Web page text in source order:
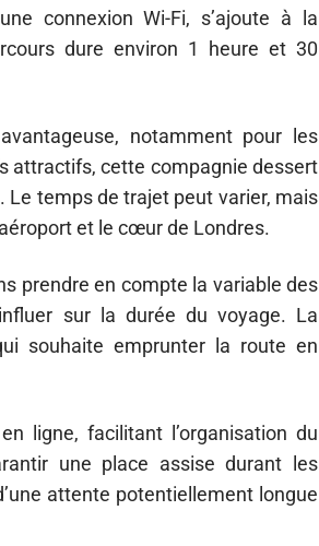
connexion Wi-Fi, s’ajoute à la
dure environ 1 heure et 30
notamment pour les
attractifs, cette compagnie dessert
Le temps de trajet peut varier, mais
et le cœur de Londres.
prendre en compte la variable des
sur la durée du voyage. La
souhaite emprunter la route en
ligne, facilitant l’organisation du
une place assise durant les
attente potentiellement longue